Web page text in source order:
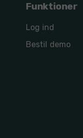
Funktioner
Log ind
Bestil demo